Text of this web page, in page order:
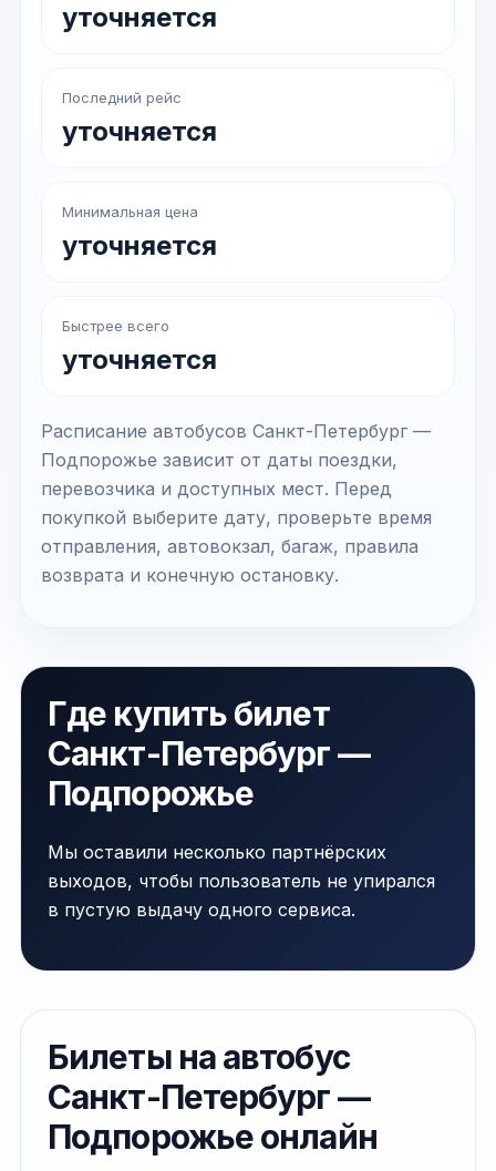
уточняется
Последний рейс
уточняется
Минимальная цена
уточняется
Быстрее всего
уточняется
Расписание автобусов Санкт-Петербург —
Подпорожье зависит от даты поездки,
перевозчика и доступных мест. Перед
покупкой выберите дату, проверьте время
отправления, автовокзал, багаж, правила
возврата и конечную остановку.
Где купить билет
Санкт-Петербург —
Подпорожье
Мы оставили несколько партнёрских
выходов, чтобы пользователь не упирался
в пустую выдачу одного сервиса.
Билеты на автобус
Санкт-Петербург —
Подпорожье онлайн